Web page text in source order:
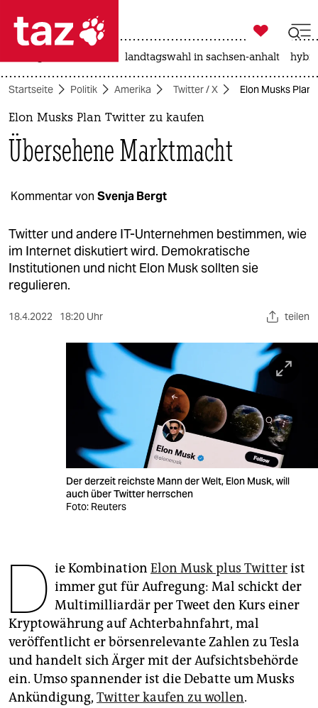
 taz zahl ich
taz zahl ich
themen
politik
öko
gesellschaft
kultur
sport
berlin
veranstaltungen
genossenschaft
epaper login

taz zahl ich
landtagswahl in sachsen-anhalt
Startseite Politik Amerika Twitter / X Elon Musks
Elon Musks Plan Twitter zu kaufen
Übersehene Marktmacht
Kommentar von Svenja Bergt
Twitter und andere IT-Unternehmen bestimmen, wie
im Internet diskutiert wird. Demokratische
Institutionen und nicht Elon Musk sollten sie
regulieren.
18.4.2022 18:20 Uhr teilen
Der derzeit reichste Mann der Welt, Elon Musk, will
auch über Twitter herrschen
Foto: Reuters
D ie Kombination Elon Musk plus Twitterist
immer gut für Aufregung: Mal schickt der
Multimilliardär per Tweet den Kurs einer
Kryptowährung auf Achterbahnfahrt, mal
veröffentlicht er börsenrelevante Zahlen zu Tesla
und handelt sich Ärger mit der Aufsichtsbehörde
ein. Umso spannender ist die Debatte um Musks
Ankündigung, Twitter kaufen zu wollen.